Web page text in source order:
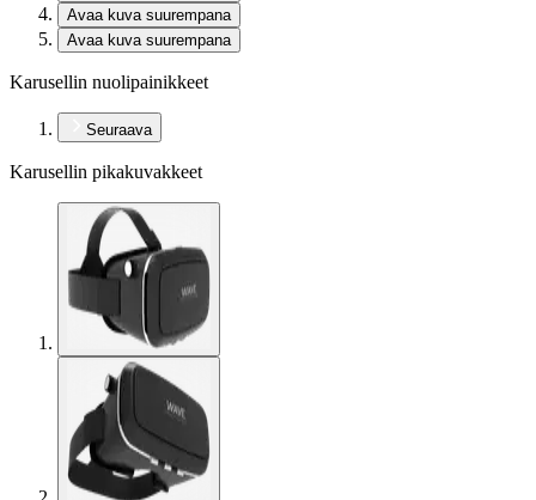
Avaa kuva suurempana
Avaa kuva suurempana
Karusellin nuolipainikkeet
Seuraava
Karusellin pikakuvakkeet